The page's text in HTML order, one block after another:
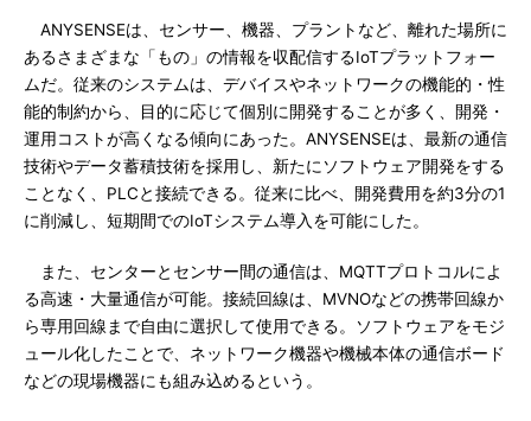
ANYSENSEは、センサー、機器、プラントなど、離れた場所に
あるさまざまな「もの」の情報を収配信するIoTプラットフォー
ムだ。従来のシステムは、デバイスやネットワークの機能的・性
能的制約から、目的に応じて個別に開発することが多く、開発・
運用コストが高くなる傾向にあった。ANYSENSEは、最新の通信
技術やデータ蓄積技術を採用し、新たにソフトウェア開発をする
ことなく、PLCと接続できる。従来に比べ、開発費用を約3分の1
に削減し、短期間でのIoTシステム導入を可能にした。
また、センターとセンサー間の通信は、MQTTプロトコルによ
る高速・大量通信が可能。接続回線は、MVNOなどの携帯回線か
ら専用回線まで自由に選択して使用できる。ソフトウェアをモジ
ュール化したことで、ネットワーク機器や機械本体の通信ボード
などの現場機器にも組み込めるという。